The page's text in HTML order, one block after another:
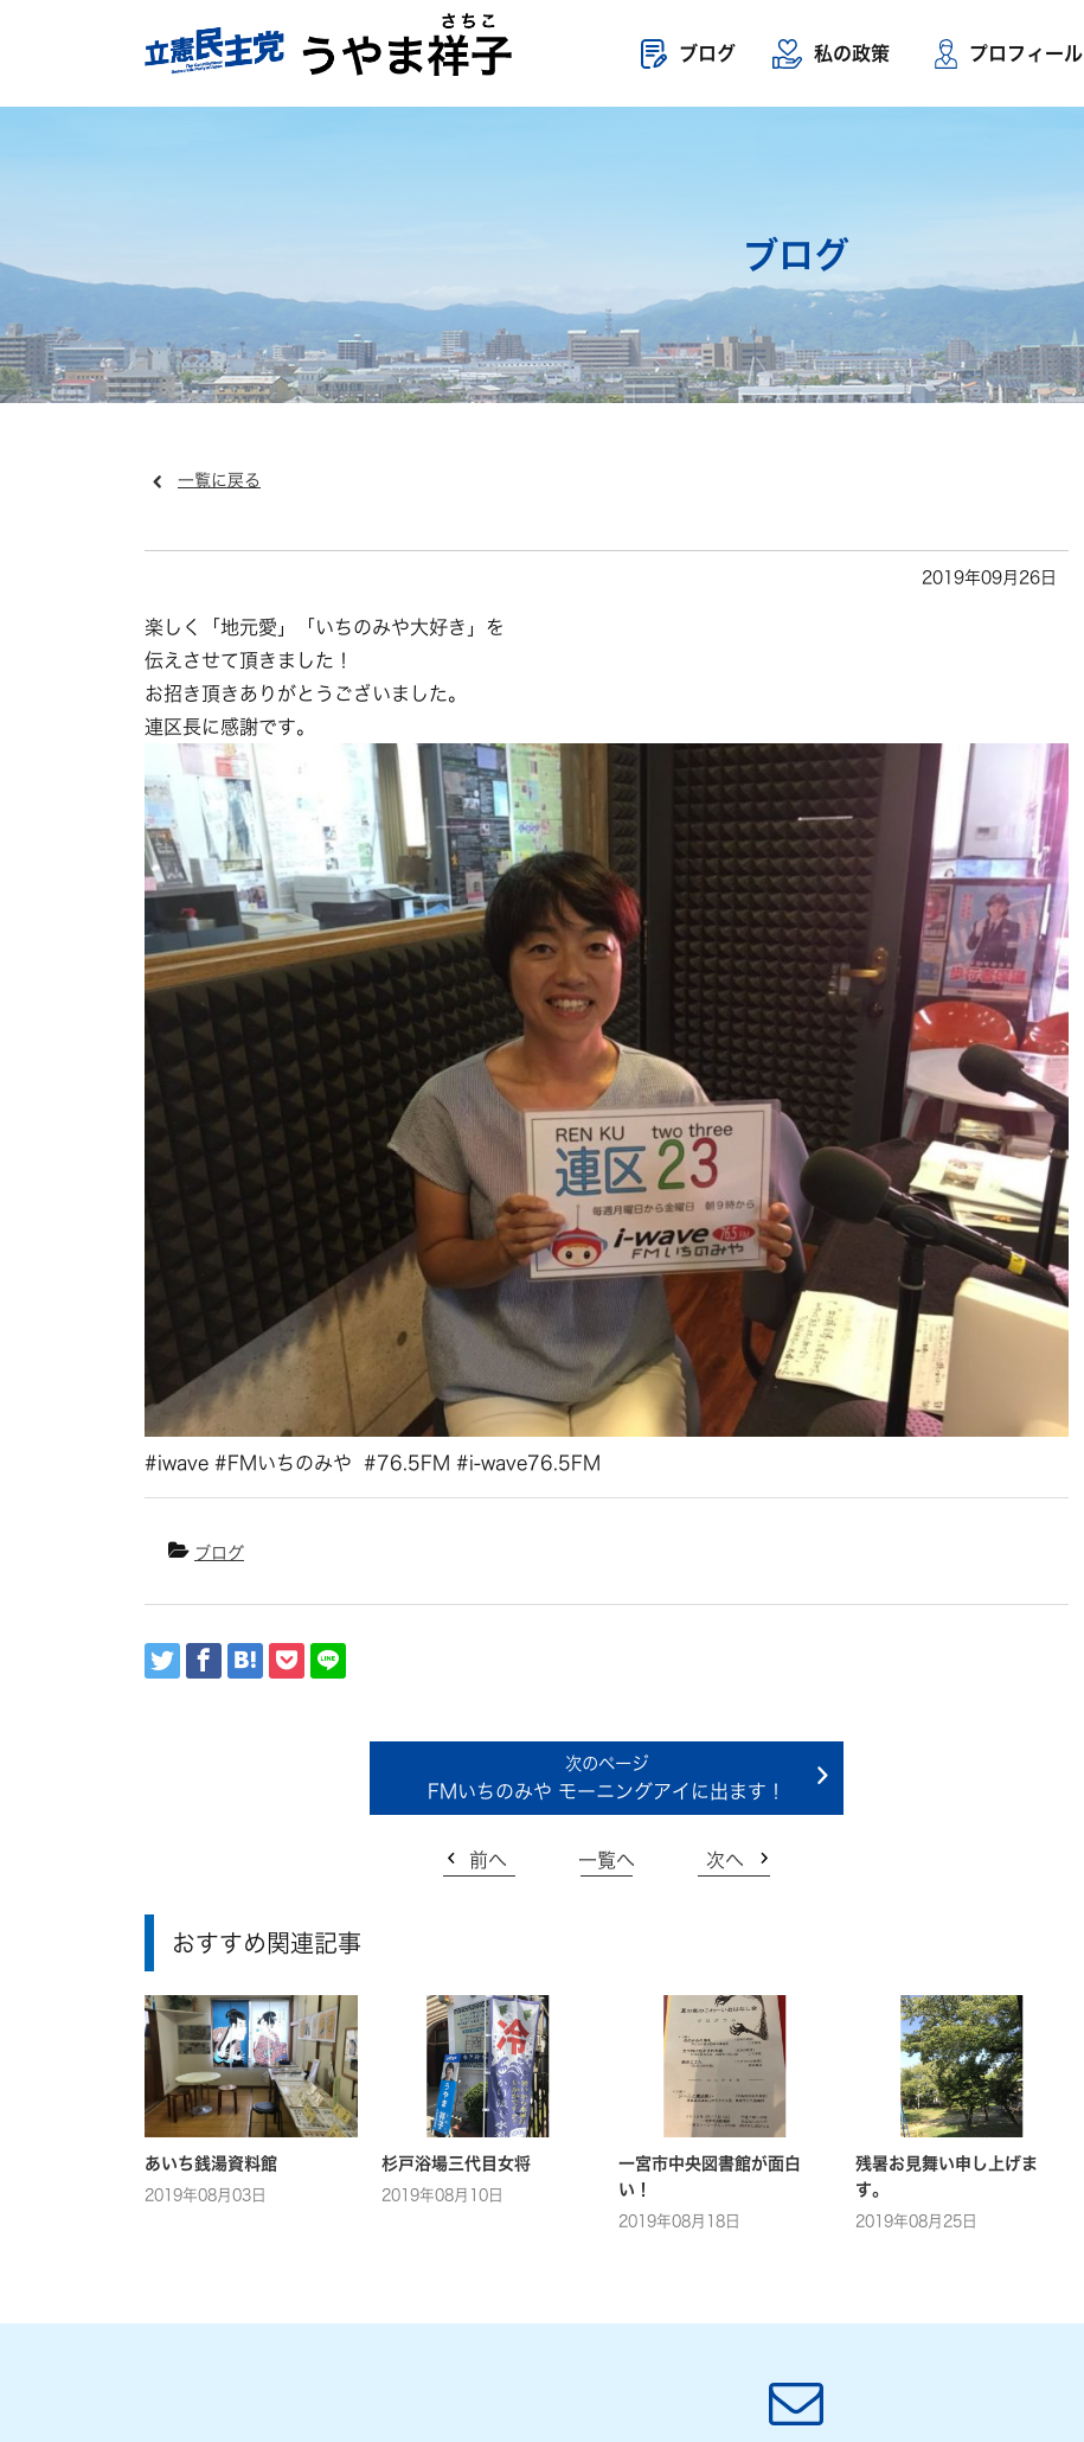
ブログ 私の政策 プロフィール
ブログ
一覧に戻る
2019年09月26日
楽しく「地元愛」「いちのみや大好き」を
伝えさせて頂きました！
お招き頂きありがとうございました。
連区長に感謝です。
#iwave #FMいちのみや #76.5FM #i-wave76.5FM
ブログ
FMいちのみや モーニングアイに出ます！
前へ 一覧へ 次へ
おすすめ関連記事
あいち銭湯資料館
2019年08月03日
杉戸浴場三代目女将
2019年08月10日
一宮市中央図書館が面白
い！
2019年08月18日
残暑お見舞い申し上げま
す。
2019年08月25日